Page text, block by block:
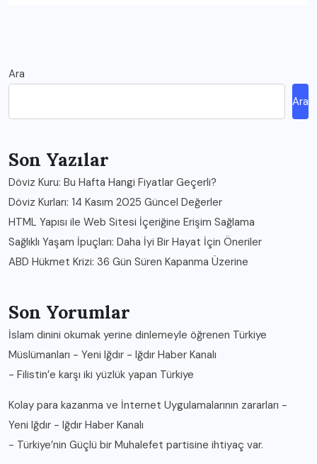
Ara
Ara
Son Yazılar
Döviz Kuru: Bu Hafta Hangi Fiyatlar Geçerli?
Döviz Kurları: 14 Kasım 2025 Güncel Değerler
HTML Yapısı ile Web Sitesi İçeriğine Erişim Sağlama
Sağlıklı Yaşam İpuçları: Daha İyi Bir Hayat İçin Öneriler
ABD Hükmet Krizi: 36 Gün Süren Kapanma Üzerine
Son Yorumlar
İslam dinini okumak yerine dinlemeyle öğrenen Türkiye
Müslümanları - Yeni Iğdır - Iğdır Haber Kanalı
- Filistin’e karşı iki yüzlük yapan Türkiye
Kolay para kazanma ve İnternet Uygulamalarının zararları -
Yeni Iğdır - Iğdır Haber Kanalı
- Türkiye’nin Güçlü bir Muhalefet partisine ihtiyaç var.